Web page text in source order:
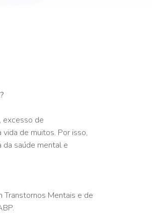
excesso de
de muitos. Por isso,
da saúde mental e
Mentais e de